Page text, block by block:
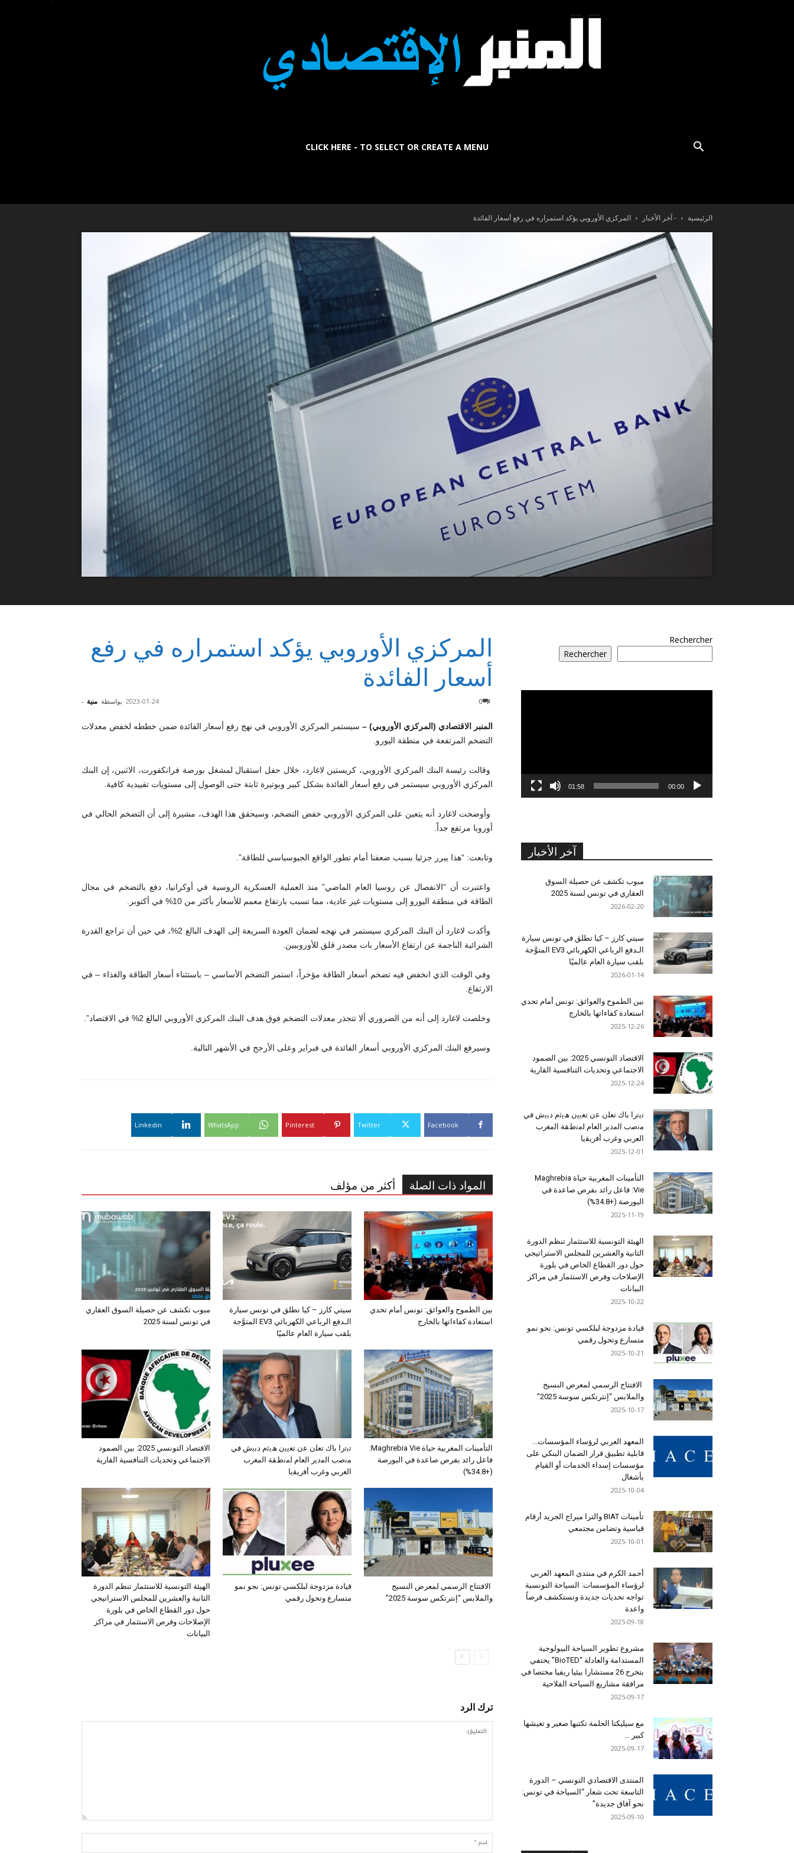
Tribune
بالعربي
CLICK HERE - TO SELECT OR CREATE A MENU
الرئيسية - آخر الأخبار المركزي الأوروبي يؤكد استمراره في رفع أسعار الفائدة
المركزي الأوروبي يؤكد استمراره في رفع
أسعار الفائدة
بواسطة منية - 2023-01-24 0
المنبر الاقتصادي (المركزي الأوروبي) – سيستمر المركزي الأوروبي في نهج رفع أسعار الفائدة ضمن خططه لخفض معدلات
التضخم المرتفعة في منطقة اليورو.
وقالت رئيسة البنك المركزي الأوروبي، كريستين لاغارد، خلال حفل استقبال لمشغل بورصة فرانكفورت، الاثنين، إن البنك
المركزي الأوروبي سيستمر في رفع أسعار الفائدة بشكل كبير وبوتيرة ثابتة حتى الوصول إلى مستويات تقييدية كافية.
وأوضحت لاغارد أنه يتعين على المركزي الأوروبي خفض التضخم، وسيحقق هذا الهدف، مشيرة إلى أن التضخم الحالي في
أوروبا مرتفع جداً.
وتابعت: “هذا يبرر جزئيا بسبب ضعفنا أمام تطور الواقع الجيوسياسي للطاقة”.
واعتبرت أن “الانفصال عن روسيا العام الماضي” منذ العملية العسكرية الروسية في أوكرانيا، دفع بالتضخم في مجال
الطاقة في منطقة اليورو إلى مستويات غير عادية، مما تسبب بارتفاع معمم للأسعار بأكثر من 10% في أكتوبر.
وأكدت لاغارد أن البنك المركزي سيستمر في نهجه لضمان العودة السريعة إلى الهدف البالغ 2%، في حين أن تراجع القدرة
الشرائية الناجمة عن ارتفاع الأسعار بات مصدر قلق للأوروبيين.
وفي الوقت الذي انخفض فيه تضخم أسعار الطاقة مؤخراً، استمر التضخم الأساسي – باستثناء أسعار الطاقة والغذاء – في
الارتفاع.
وخلصت لاغارد إلى أنه من الضروري ألا تتجذر معدلات التضخم فوق هدف البنك المركزي الأوروبي البالغ 2% في الاقتصاد”.
وسيرفع البنك المركزي الأوروبي أسعار الفائدة في فبراير وعلى الأرجح في الأشهر التالية.
Facebook
Twitter
Pinterest
WhatsApp
Linkedin
المواد ذات الصلة أكثر من مؤلف
مبوب تكشف عن حصيلة السوق العقاري
في تونس لسنة 2025
سيتي كارز – كيا تطلق في تونس سيارة
الـدفع الرباعي الكهربائي EV3 المتوَّجة
بلقب سيارة العام عالميًا
بين الطموح والعوائق: تونس أمام تحدي
استعادة كفاءاتها بالخارج
الاقتصاد التونسي 2025: بين الصمود
الاجتماعي وتحديات التنافسية القارية
ﺗﯾﺗرا ﺑﺎك ﺗﻌﻠن ﻋن ﺗﻌﯾﯾن ھﯾﺛم دﺑﯾش ﻓﻲ
ﻣﻧﺻب اﻟﻣدﯾر اﻟﻌﺎم ﻟﻣﻧطﻘﺔ اﻟﻣﻐرب
اﻟﻌرﺑﻲ وﻏرب أﻓرﯾﻘﯾﺎ
التأمينات المغربية حياة Maghrebia Vie:
فاعل رائد بفرص صاعدة في البورصة
(+34.8%)
الهيئة التونسية للاستثمار تنظم الدورة
الثانية والعشرين للمجلس الاستراتيجي
حول دور القطاع الخاص في بلورة
الإصلاحات وفرص الاستثمار في مراكز
البيانات
قيادة مزدوجة لبلكسي تونس: نحو نمو
متسارع وتحول رقمي
الافتتاح الرسمي لمعرض النسيج
والملابس “إنترتكس سوسة 2025”
ترك الرد
Rechercher
Rechercher
00:00
01:58
آخر الأخبار
مبوب تكشف عن حصيلة السوق
العقاري في تونس لسنة 2025
2026-02-20
سيتي كارز – كيا تطلق في تونس سيارة
الـدفع الرباعي الكهربائي EV3 المتوَّجة
بلقب سيارة العام عالميًا
2026-01-14
بين الطموح والعوائق: تونس أمام تحدي
استعادة كفاءاتها بالخارج
2025-12-26
الاقتصاد التونسي 2025: بين الصمود
الاجتماعي وتحديات التنافسية القارية
2025-12-24
ﺗﯾﺗرا ﺑﺎك ﺗﻌﻠن ﻋن ﺗﻌﯾﯾن ھﯾﺛم دﺑﯾش ﻓﻲ
ﻣﻧﺻب اﻟﻣدﯾر اﻟﻌﺎم ﻟﻣﻧطﻘﺔ اﻟﻣﻐرب
اﻟﻌرﺑﻲ وﻏرب أﻓرﯾﻘﯾﺎ
2025-12-01
التأمينات المغربية حياة Maghrebia
Vie: فاعل رائد بفرص صاعدة في
البورصة (+34.8%)
2025-11-19
الهيئة التونسية للاستثمار تنظم الدورة
الثانية والعشرين للمجلس الاستراتيجي
حول دور القطاع الخاص في بلورة
الإصلاحات وفرص الاستثمار في مراكز
البيانات
2025-10-22
قيادة مزدوجة لبلكسي تونس: نحو نمو
متسارع وتحول رقمي
2025-10-21
الافتتاح الرسمي لمعرض النسيج
والملابس “إنترتكس سوسة 2025”
2025-10-17
المعهد العربي لرؤساء المؤسسات…
قابلية تطبيق قرار الضمان البنكي على
مؤسسات إسداء الخدمات أو القيام
بأشغال
2025-10-04
تأمينات BIAT والترا ميراج الجريد أرقام
قياسية وتضامن مجتمعي
2025-10-01
أحمد الكرم في منتدى المعهد العربي
لرؤساء المؤسسات: السياحة التونسية
تواجه تحديات جديدة وتستكشف فرصاً
واعدة
2025-09-18
مشروع تطوير السياحة البيولوجية
المستدامة والعادلة “BioTED” يحتفي
بتخرج 26 مستشارا بيئيا ريفيا مختصا في
مرافقة مشاريع السياحة الفلاحية
2025-09-17
مع سيليكتا الحلمة تكتبها صغير و تعيشها
كبير …
2025-09-17
المنتدى الاقتصادي التونسي – الدورة
التاسعة تحت شعار “السياحة في تونس:
نحو آفاق جديدة”
2025-09-10